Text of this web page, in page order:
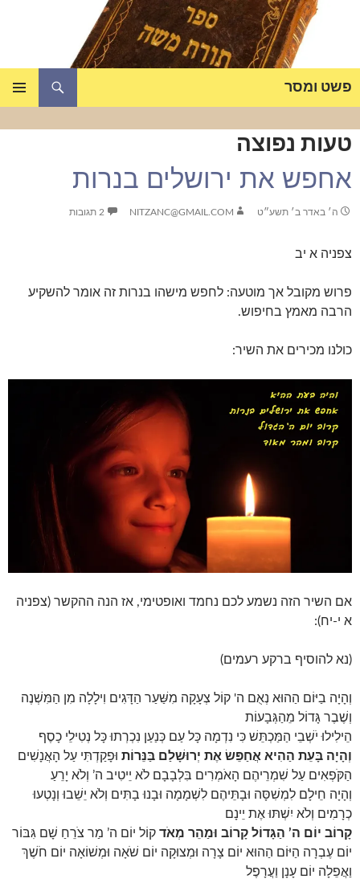
פשט ומסר
טעות נפוצה
אחפש את ירושלים בנרות
ה׳ באדר ב׳ תשע״ט NITZANC@GMAIL.COM 2 תגובות
צפניה א יב
פרוש מקובל אך מוטעה: לחפש מישהו בנרות זה אומר להשקיע
הרבה מאמץ בחיפוש.
כולנו מכירים את השיר:
אם השיר הזה נשמע לכם נחמד ואופטימי, אז הנה ההקשר (צפניה
א י-יח):
(נא להוסיף ברקע רעמים)
וְהָיָה בַיּוֹם הַהוּא נְאֻם ה' קוֹל צְעָקָה מִשַּׁעַר הַדָּגִים וִילָלָה מִן הַמִּשְׁנֶה
וְשֶׁבֶר גָּדוֹל מֵהַגְּבָעוֹת
הֵילִילוּ יֹשְׁבֵי הַמַּכְתֵּשׁ כִּי נִדְמָה כָּל עַם כְּנַעַן נִכְרְתוּ כָּל נְטִילֵי כָסֶף
וְהָיָה בָּעֵת הַהִיא אֲחַפֵּשׂ אֶת יְרוּשָׁלַם בַּנֵּרוֹת וּפָקַדְתִּי עַל הָאֲנָשִׁים
הַקֹּפְאִים עַל שִׁמְרֵיהֶם הָאֹמְרִים בִּלְבָבָם לֹא יֵיטִיב ה’ וְלֹא יָרֵעַ
וְהָיָה חֵילָם לִמְשִׁסָּה וּבָתֵּיהֶם לִשְׁמָמָה וּבָנוּ בָתִּים וְלֹא יֵשֵׁבוּ וְנָטְעוּ
כְרָמִים וְלֹא יִשְׁתּוּ אֶת יֵינָם
קָרוֹב יוֹם ה’ הַגָּדוֹל קָרוֹב וּמַהֵר מְאֹד קוֹל יוֹם ה’ מַר צֹרֵחַ שָׁם גִּבּוֹר
יוֹם עֶבְרָה הַיּוֹם הַהוּא יוֹם צָרָה וּמְצוּקָה יוֹם שֹׁאָה וּמְשׁוֹאָה יוֹם חֹשֶׁךְ
וַאֲפֵלָה יוֹם עָנָן וַעֲרָפֶל